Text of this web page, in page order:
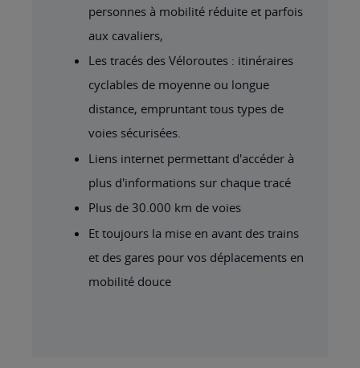
personnes à mobilité réduite et parfois
aux cavaliers,
Les tracés des Véloroutes : itinéraires
cyclables de moyenne ou longue
distance, empruntant tous types de
voies sécurisées.
Liens internet permettant d'accéder à
plus d'informations sur chaque tracé
Plus de 30.000 km de voies
Et toujours la mise en avant des trains
et des gares pour vos déplacements en
mobilité douce